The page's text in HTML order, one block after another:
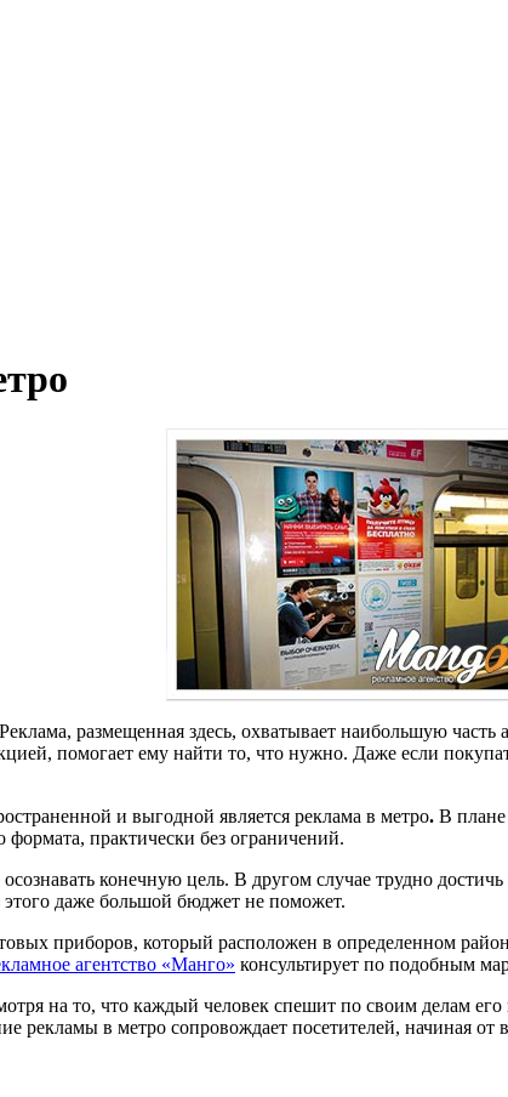
размещенная здесь, охватывает наибольшую
помогает ему найти то, что нужно. Даже если
и выгодной является реклама в метро. В плане
практически без ограничений.
конечную цель. В другом случае трудно
даже большой бюджет не поможет.
приборов, который расположен в определенном
агентство «Манго» консультирует по подобным
на то, что каждый человек спешит по своим делам
в метро сопровождает посетителей, начиная от